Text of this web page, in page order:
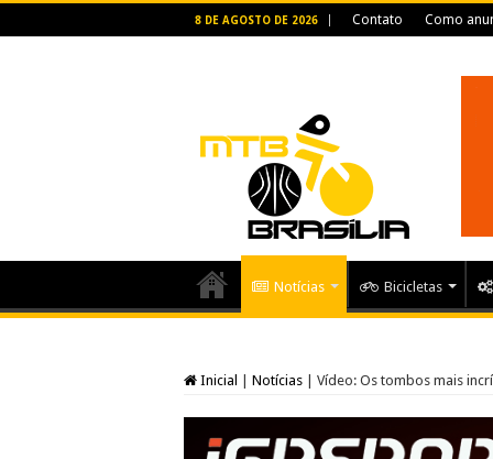
8 DE AGOSTO DE 2026 Contato Como
Notícias Bicicletas
Inicial Notícias Vídeo: Os tombos mais